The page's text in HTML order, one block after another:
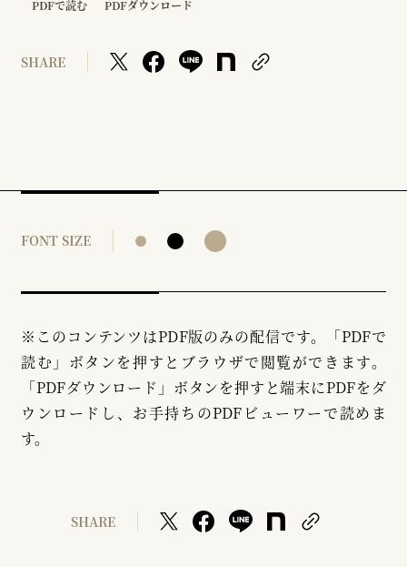
PDFで読む PDFダウンロード
SHARE
FONT SIZE
※このコンテンツはPDF版のみの配信です。「PDFで
読む」ボタンを押すとブラウザで閲覧ができます。
「PDFダウンロード」ボタンを押すと端末にPDFをダ
ウンロードし、お手持ちのPDFビューワーで読めま
す。
SHARE